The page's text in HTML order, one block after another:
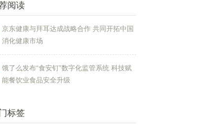
阅读
京东健康与拜耳达成战略合作 共同开拓中国
消化健康市场
饿了么发布“食安钉”数字化监管系统 科技赋
能餐饮业食品安全升级
标签